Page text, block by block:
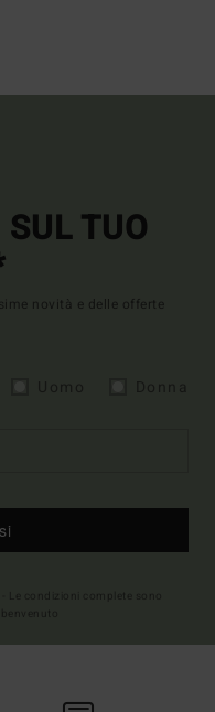
TUO
novità e delle offerte